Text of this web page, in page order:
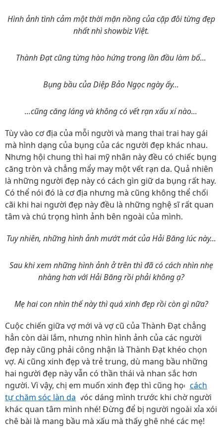
Hình ảnh tình cảm một thời mặn nồng của cặp đôi từng đẹp
nhất nhì showbiz Việt.
Thành Đạt cũng từng hào hứng trong lần đầu làm bố...
Bụng bầu của Diệp Bảo Ngọc ngày ấy...
...cũng căng láng và không có vết rạn xấu xí nào...
Tùy vào cơ địa của mỗi người và mang thai trai hay gái
mà hình dạng của bụng của các người đẹp khác nhau.
Nhưng hội chung thì hai mỹ nhân này đều có chiếc bụng
căng tròn và chẳng mẩy may một vết rạn da. Quả nhiên
là những người đẹp này có cách gìn giữ da bụng rất hay.
Có thể nói đó là cơ địa nhưng mà cũng không thể chối
cãi khi hai người đẹp này đều là những nghệ sĩ rất quan
tâm và chú trọng hình ảnh bên ngoài của mình.
Tuy nhiên, những hình ảnh mướt mát của Hải Băng lúc này...
Sau khi xem những hình ảnh ở trên thì đã có cách nhìn nhẹ
nhàng hơn với Hải Băng rồi phải không ạ?
Mẹ hai con nhìn thế này thì quá xinh đẹp rồi còn gì nữa?
Cuộc chiến giữa vợ mới và vợ cũ của Thành Đạt chẳng
hẳn còn dài lắm, nhưng nhìn hình ảnh của các người
đẹp này cũng phải công nhận là Thành Đạt khéo chọn
vợ. Ai cũng xinh đẹp và trẻ trung, dù mang bầu những
hai người đẹp này vẫn có thần thái và nhan sắc hơn
người. Vì vậy, chị em muốn xinh đẹp thì cũng học cách
tự chăm sóc làn da , vóc dáng mình trước khi chờ người
khác quan tâm mình nhé! Đừng để bị người ngoài xỉa xói
chê bài là mang bầu mà xấu mà thấy ghê nhé các mẹ!